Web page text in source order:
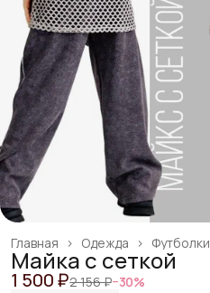
Футболки
Одежда ›
Главная ›
Майка с сеткой
1 500 ₽2 156 ₽−30%